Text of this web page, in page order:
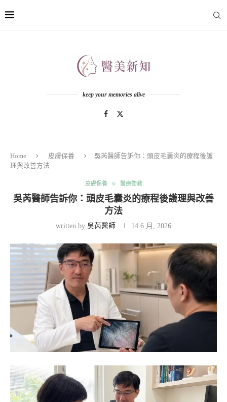
keep your memories alive
Home 皮膚保養
吳芮醫師告訴你：頭皮毛囊炎的療程後護
理與改善方法
皮膚保養 醫療衛教
吳芮醫師告訴你：頭皮毛囊炎的療程後護理與改善
方法
written by 吳芮醫師 14 6 月, 2026